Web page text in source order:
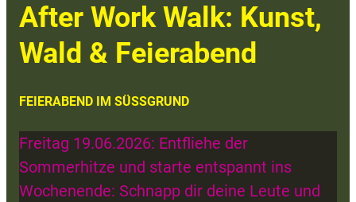
After Work Walk: Kunst,
Wald & Feierabend
FEIERABEND IM SÜSSGRUND
Freitag 19.06.2026: Entfliehe der
Sommerhitze und starte entspannt ins
Wochenende: Schnapp dir deine Leute und